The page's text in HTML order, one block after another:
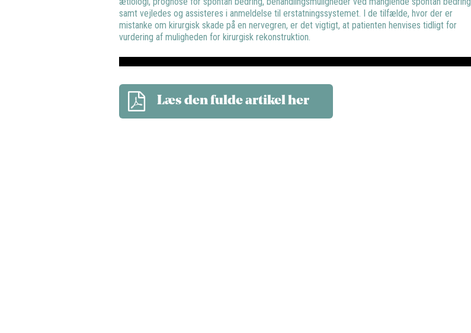
samt vejledes og assisteres i anmeldelse til erstatningssystemet. I de tilfælde, hvor der er
mistanke om kirurgisk skade på en nervegren, er det vigtigt, at patienten henvises tidligt for
vurdering af muligheden for kirurgisk rekonstruktion.
Læs den fulde artikel her